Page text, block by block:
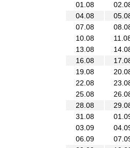
01.08
04.08
07.08
10.08
13.08
16.08
19.08
22.08
25.08
28.08
31.08
03.09
06.09